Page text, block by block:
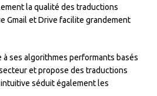
la qualité des traductions
Gmail et Drive facilite grandement
ses algorithmes performants basés
et propose des traductions
séduit également les